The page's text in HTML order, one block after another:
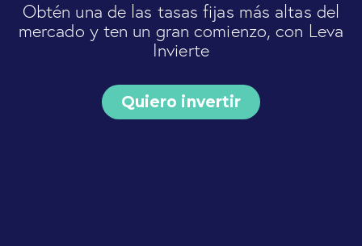
Obtén una de las tasas fijas más altas del
mercado y ten un gran comienzo, con Leva
Invierte
Quiero invertir